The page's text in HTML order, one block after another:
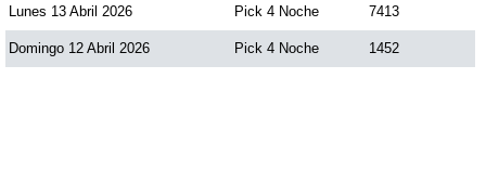
Pijao de Oro
Lunes 13 Abril 2026 Pick 4 Noche 7413
Domingo 12 Abril 2026 Pick 4 Noche 1452